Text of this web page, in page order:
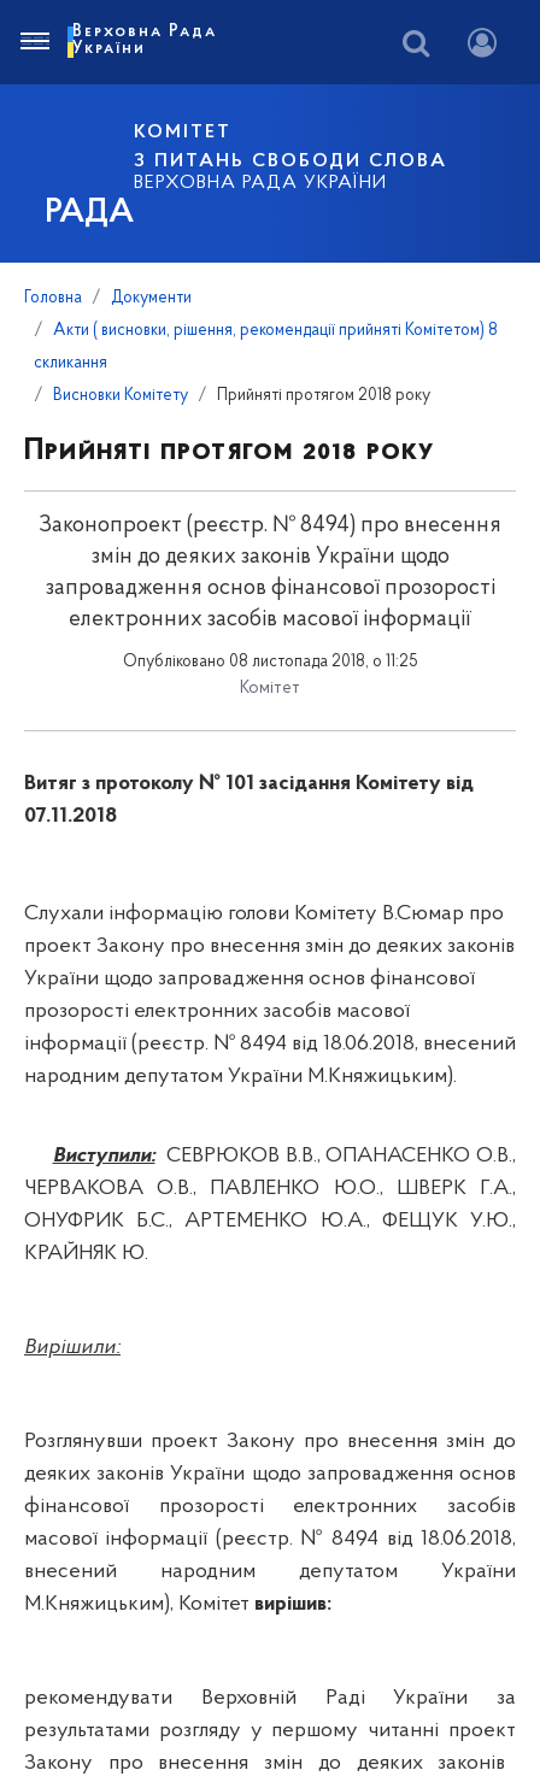
РАДА
КОМІТЕТ
З ПИТАНЬ СВОБОДИ СЛОВА
ВЕРХОВНА РАДА УКРАЇНИ
Верховна Рада
України
Головна
Документи
Акти ( висновки, рішення, рекомендації прийняті Комітетом) 8
скликання
Висновки Комітету
Прийняті протягом 2018 року
Прийняті протягом 2018 року
Законопроект (реєстр. № 8494) про внесення
змін до деяких законів України щодо
запровадження основ фінансової прозорості
електронних засобів масової інформації
Опубліковано 08 листопада 2018, о 11:25
Комітет
Витяг з протоколу № 101 засідання Комітету від
07.11.2018
Слухали інформацію голови Комітету В.Сюмар про
проект Закону про внесення змін до деяких законів
України щодо запровадження основ фінансової
прозорості електронних засобів масової
інформації (реєстр. № 8494 від 18.06.2018, внесений
народним депутатом України М.Княжицьким).
Виступили: СЕВРЮКОВ В.В., ОПАНАСЕНКО О.В.,
ЧЕРВАКОВА О.В., ПАВЛЕНКО Ю.О., ШВЕРК Г.А.,
ОНУФРИК Б.С., АРТЕМЕНКО Ю.А., ФЕЩУК У.Ю.,
КРАЙНЯК Ю.
Вирішили:
Розглянувши проект Закону про внесення змін до
деяких законів України щодо запровадження основ
фінансової прозорості електронних засобів
масової інформації (реєстр. № 8494 від 18.06.2018,
внесений народним депутатом України
М.Княжицьким), Комітет вирішив:
рекомендувати Верховній Раді України за
результатами розгляду у першому читанні проект
Закону про внесення змін до деяких законів